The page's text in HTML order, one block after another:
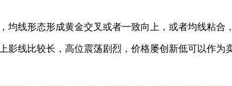
形态形成黄金交叉或者一致向上，或者均线粘合
线比较长，高位震荡剧烈，价格屡创新低可以作为卖